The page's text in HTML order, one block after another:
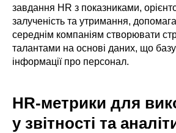
завдання HR з показниками,
залученість та утримання,
середнім компаніям створювати
талантами на основі даних, що
інформації про персонал.
HR-метрики для
у звітності та